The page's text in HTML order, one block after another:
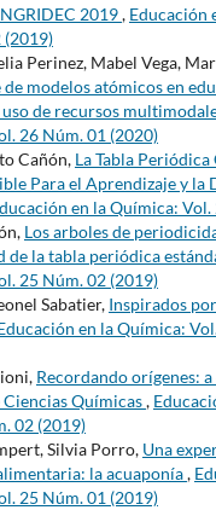
2019, Educación
(2019)
Perinez, Mabel Vega,
modelos atómicos en
de recursos
26 Núm. 01 (2020)
Cañón, La Tabla
Para el Aprendizaje y la
en la Química:
Los arboles de
de la tabla periódica
25 Núm. 02 (2019)
Sabatier, Inspirados
en la Química:
Recordando orígenes: a
Químicas,
02 (2019)
Silvia Porro, Una
la acuaponía,
25 Núm. 01 (2019)